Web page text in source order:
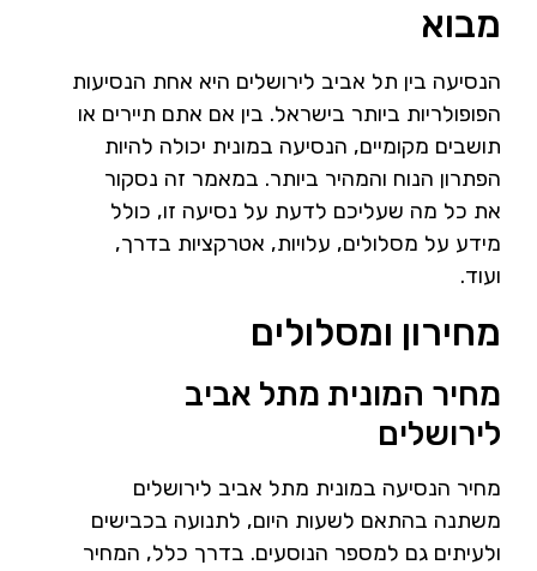
מבוא
הנסיעה בין תל אביב לירושלים היא אחת הנסיעות
הפופולריות ביותר בישראל. בין אם אתם תיירים או
תושבים מקומיים, הנסיעה במונית יכולה להיות
הפתרון הנוח והמהיר ביותר. במאמר זה נסקור
את כל מה שעליכם לדעת על נסיעה זו, כולל
מידע על מסלולים, עלויות, אטרקציות בדרך,
ועוד.
מחירון ומסלולים
מחיר המונית מתל אביב
לירושלים
מחיר הנסיעה במונית מתל אביב לירושלים
משתנה בהתאם לשעות היום, לתנועה בכבישים
ולעיתים גם למספר הנוסעים. בדרך כלל, המחיר